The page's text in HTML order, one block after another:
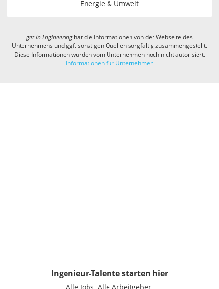
Energie & Umwelt
get in Engineeringhat die Informationen von der Webseite des
Unternehmens und ggf. sonstigen Quellen sorgfältig zusammengestellt.
Diese Informationen wurden vom Unternehmen noch nicht autorisiert.
Informationen für Unternehmen
Ingenieur-Talentestarten hier
Alle Jobs. Alle Arbeitgeber.